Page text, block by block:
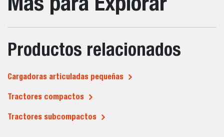
Productos relacionados
Cargadoras articuladas pequeñas
Tractores compactos
Tractores subcompactos